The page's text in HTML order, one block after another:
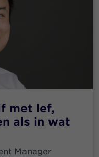
met lef,
als in wat
Manager